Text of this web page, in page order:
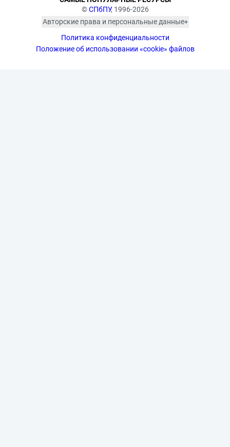
©СПбПУ, 1996-2026
Авторские права и персональные данные
изображённых лиц в соответствии
с требованиями законодательства
Политика конфиденциальности
Положение об использовании «cookie» файлов